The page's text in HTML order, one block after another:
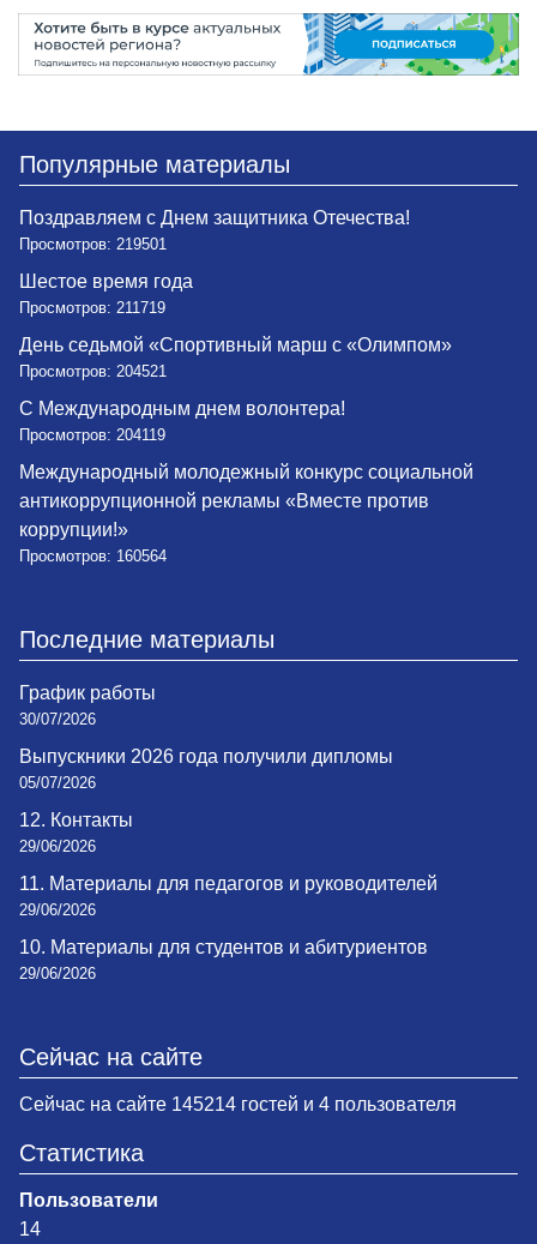
Популярные материалы
Поздравляем с Днем защитника Отечества!
Просмотров: 219501
Шестое время года
Просмотров: 211719
День седьмой «Спортивный марш с «Олимпом»
Просмотров: 204521
С Международным днем волонтера!
Просмотров: 204119
Международный молодежный конкурс социальной
антикоррупционной рекламы «Вместе против
коррупции!»
Просмотров: 160564
Последние материалы
График работы
30/07/2026
Выпускники 2026 года получили дипломы
05/07/2026
12. Контакты
29/06/2026
11. Материалы для педагогов и руководителей
29/06/2026
10. Материалы для студентов и абитуриентов
29/06/2026
Сейчас на сайте
Сейчас на сайте 145214 гостей и 4 пользователя
Статистика
Пользователи
14